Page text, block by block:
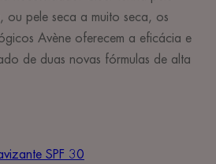
ou pele seca a muito seca, os
Avène oferecem a eficácia e
de duas novas fórmulas de alta
SPF 30